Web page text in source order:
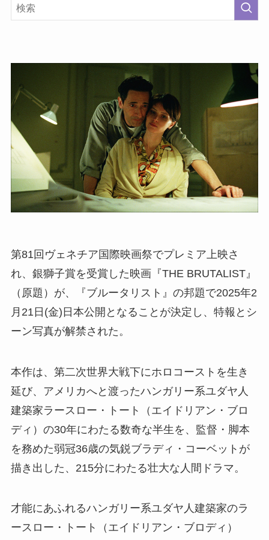
第81回ヴェネチア国際映画祭でプレミア上映さ
れ、銀獅子賞を受賞した映画『THE BRUTALIST』
（原題）が、『ブルータリスト』の邦題で2025年2
月21日(金)日本公開となることが決定し、特報とシ
ーン写真が解禁された。
本作は、第二次世界大戦下にホロコーストを生き
延び、アメリカへと渡ったハンガリー系ユダヤ人
建築家ラースロー・トート（エイドリアン・ブロ
ディ）の30年にわたる数奇な半生を、監督・脚本
を務めた弱冠36歳の気鋭ブラディ・コーベットが
描き出した、215分にわたる壮大な人間ドラマ。
才能にあふれるハンガリー系ユダヤ人建築家のラ
ースロー・トート（エイドリアン・ブロディ）